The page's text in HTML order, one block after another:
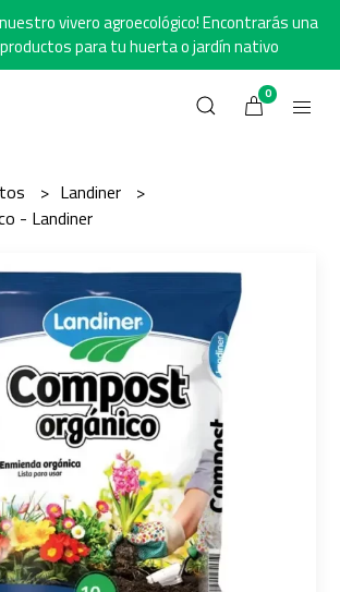
vivero agroecológico! Encontrarás una
para tu huerta o jardín nativo
0
Landiner
- Landiner